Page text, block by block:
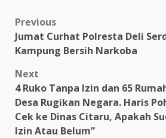
Post
navigation
Previous
Jumat Curhat Polresta Deli
Kampung Bersih Narkoba
Next
4 Ruko Tanpa Izin dan 65
Desa Rugikan Negara. Haris
Cek ke Dinas Citaru, Apakah
Izin Atau Belum”